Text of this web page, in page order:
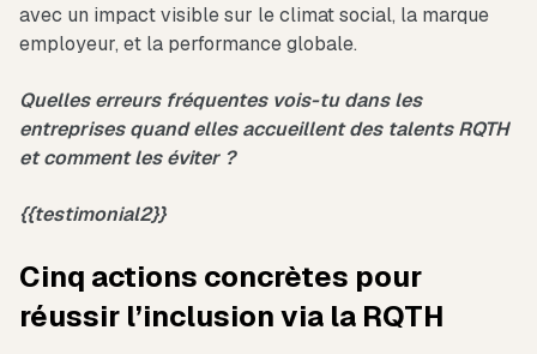
avec un impact visible sur le climat social, la marque
employeur, et la performance globale.
Quelles erreurs fréquentes vois-tu dans les
entreprises quand elles accueillent des talents RQTH
et comment les éviter ?
{{testimonial2}}
Cinq actions concrètes pour
réussir l’inclusion via la RQTH